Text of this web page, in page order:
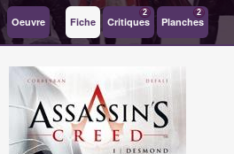
Oeuvre Fiche Critiques
2
Planches
2